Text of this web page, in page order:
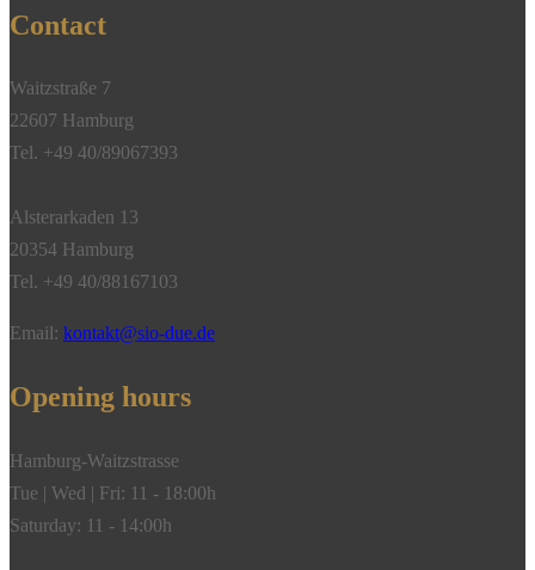
Contact
Waitzstraße 7
22607 Hamburg
Tel. +49 40/89067393
Alsterarkaden 13
20354 Hamburg
Tel. +49 40/88167103
Email: kontakt@sio-due.de
Opening hours
Hamburg-Waitzstrasse
Tue | Wed | Fri: 11 - 18:00h
Saturday: 11 - 14:00h